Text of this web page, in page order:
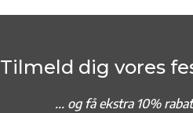
Tilmeld dig vores
... og få ekstra 10%